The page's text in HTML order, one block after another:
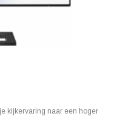
kijkervaring naar een hoger